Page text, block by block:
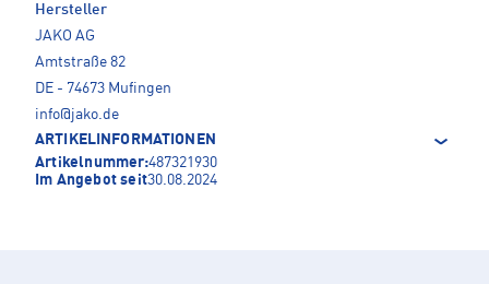
Hersteller
JAKO AG
Amtstraße 82
DE - 74673 Mufingen
info@jako.de
ARTIKELINFORMATIONEN
Artikelnummer:487321930
Im Angebot seit30.08.2024